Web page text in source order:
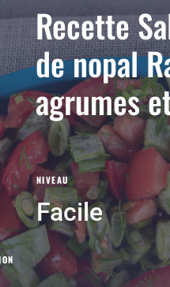
Recette
de nopal
agrumes
NIVEAU
Facile